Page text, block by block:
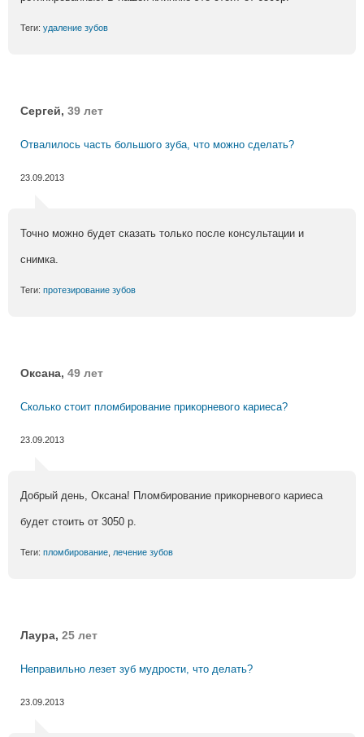
Теги: удаление зубов
Сергей, 39 лет
Отвалилось часть большого зуба, что можно сделать?
23.09.2013
Точно можно будет сказать только после консультации и
снимка.
Теги: протезирование зубов
Оксана, 49 лет
Сколько стоит пломбирование прикорневого кариеса?
23.09.2013
Добрый день, Оксана! Пломбирование прикорневого кариеса
будет стоить от 3050 р.
Теги: пломбирование лечение зубов
Лаура, 25 лет
Неправильно лезет зуб мудрости, что делать?
23.09.2013